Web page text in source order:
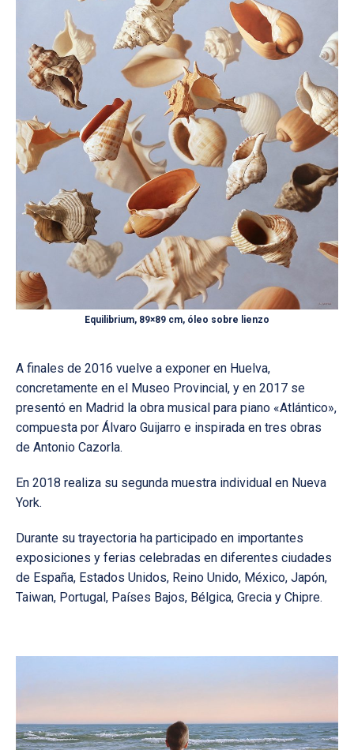
Equilibrium, 89×89 cm, óleo sobre lienzo
A finales de 2016 vuelve a exponer en Huelva,
concretamente en el Museo Provincial, y en 2017 se
presentó en Madrid la obra musical para piano «Atlántico»,
compuesta por Álvaro Guijarro e inspirada en tres obras
de Antonio Cazorla.
En 2018 realiza su segunda muestra individual en Nueva
York.
Durante su trayectoria ha participado en importantes
exposiciones y ferias celebradas en diferentes ciudades
de España, Estados Unidos, Reino Unido, México, Japón,
Taiwan, Portugal, Países Bajos, Bélgica, Grecia y Chipre.